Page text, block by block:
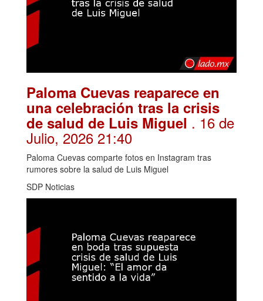
Paloma Cuevas reaparece en
una celebración tras la crisis
de salud de Luis Miguel . 16 de
Julio, 2026 21:40
Paloma Cuevas comparte fotos en Instagram tras
rumores sobre la salud de Luis Miguel
SDP Noticias